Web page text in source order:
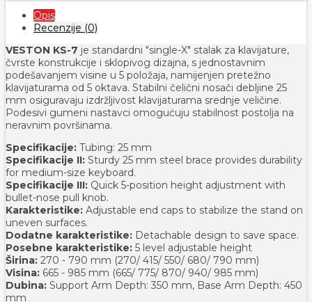
Opis
Recenzije (0)
VESTON KS-7 je standardni "single-X" stalak za klavijature,
čvrste konstrukcije i sklopivog dizajna, s jednostavnim
podešavanjem visine u 5 položaja, namijenjen pretežno
klavijaturama od 5 oktava. Stabilni čelični nosači debljine 25
mm osiguravaju izdržljivost klavijaturama srednje veličine.
Podesivi gumeni nastavci omogućuju stabilnost postolja na
neravnim površinama.
Specifikacije: Tubing: 25 mm
Specifikacije II: Sturdy 25 mm steel brace provides durability
for medium-size keyboard.
Specifikacije III: Quick 5-position height adjustment with
bullet-nose pull knob.
Karakteristike: Adjustable end caps to stabilize the stand on
uneven surfaces.
Dodatne karakteristike: Detachable design to save space.
Posebne karakteristike: 5 level adjustable height
Širina: 270 - 790 mm (270/ 415/ 550/ 680/ 790 mm)
Visina: 665 - 985 mm (665/ 775/ 870/ 940/ 985 mm)
Dubina: Support Arm Depth: 350 mm, Base Arm Depth: 450
mm